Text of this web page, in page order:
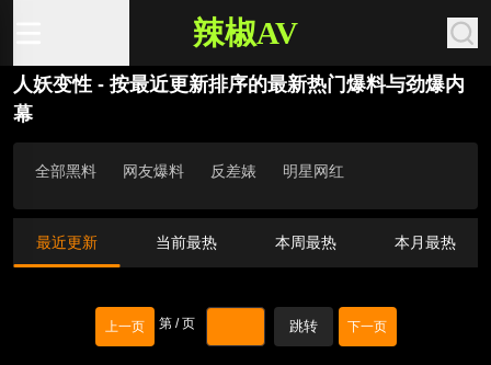
辣椒AV
人妖变性 - 按最近更新排序的最新热门爆料与劲爆内
幕
全部黑料 网友爆料 反差婊 明星网红
最近更新 当前最热 本周最热 本月最热
上一页 第 /页 跳转 下一页